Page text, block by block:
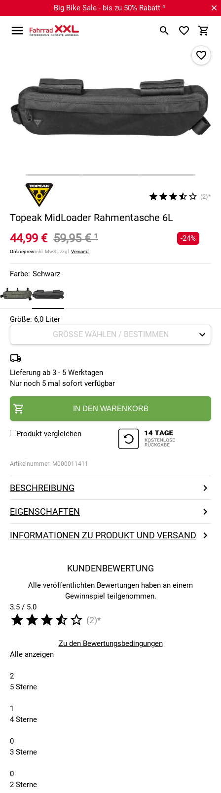
Big Bike Sale - bis zu 50% Rabatt ⁴
(2)*
Topeak MidLoader Rahmentasche 6L
44,99 € 59,95 €¹
Onlinepreisinkl. MwSt, zzgl. Versand
-24%
Farbe: Schwarz
Größe: 6,0 Liter
Lieferung ab 3 - 5 Werktagen
Nur noch 5 mal sofort verfügbar
IN DEN WARENKORB
Produkt vergleichen
Artikelnummer: M000011411
BESCHREIBUNG
EIGENSCHAFTEN
INFORMATIONEN ZU PRODUKT UND VERSAND
KUNDENBEWERTUNG
Alle veröffentlichten Bewertungen haben an einem
Gewinnspiel teilgenommen.
3.5 / 5.0
(2)*
Zu den Bewertungsbedingungen
Alle anzeigen
2
5 Sterne
1
4 Sterne
0
3 Sterne
0
2 Sterne